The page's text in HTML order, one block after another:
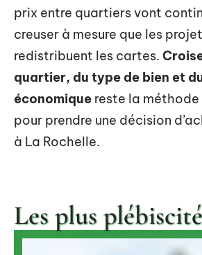
prix entre quartiers vont
creuser à mesure que les
redistribuent les cartes.
quartier, du type de bien et
économique reste la
pour prendre une décision
à La Rochelle.
Les plus